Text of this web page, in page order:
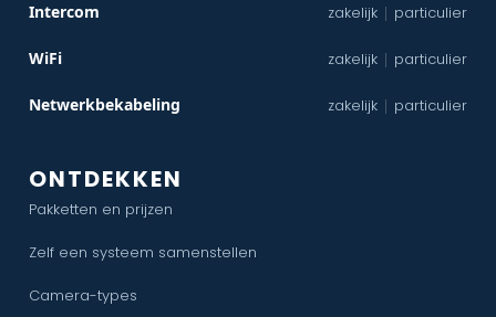
Intercom zakelijk | particulier
WiFi zakelijk | particulier
Netwerkbekabeling zakelijk | particulier
ONTDEKKEN
Pakketten en prijzen
Zelf een systeem samenstellen
Camera-types